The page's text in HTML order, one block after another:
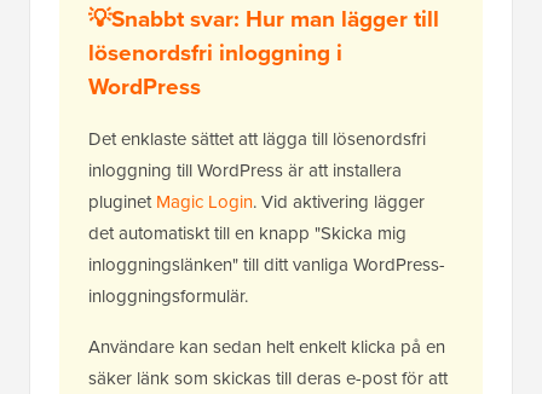
💡Snabbt svar: Hur man lägger till
lösenordsfri inloggning i
WordPress
Det enklaste sättet att lägga till lösenordsfri
inloggning till WordPress är att installera
pluginetMagic Login. Vid aktivering lägger
det automatiskt till en knapp "Skicka mig
inloggningslänken" till ditt vanliga WordPress-
inloggningsformulär.
Användare kan sedan helt enkelt klicka på en
säker länk som skickas till deras e-post för att